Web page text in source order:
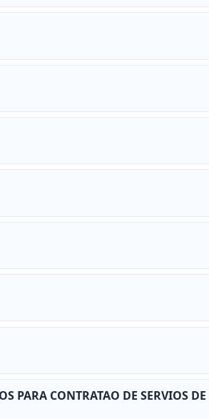
PARA CONTRATAO DE SERVIOS